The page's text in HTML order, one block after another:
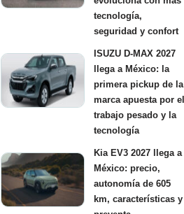
tecnología,
seguridad y confort
ISUZU D-MAX 2027
llega a México: la
primera pickup de la
marca apuesta por el
trabajo pesado y la
tecnología
Kia EV3 2027 llega a
México: precio,
autonomía de 605
km, características y